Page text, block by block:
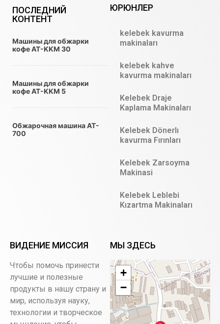
ПОСЛЕДНИЙ
КОНТЕНТ
Машины для обжарки
кофе AT-KKM 30
Машины для обжарки
кофе AT-KKM 5
Обжарочная машина AT-
700
ЮРЮНЛЕР
kelebek kavurma
makinaları
kelebek kahve
kavurma makinaları
Kelebek Draje
Kaplama Makinaları
Kelebek Dönerlı
kavurma Fırınları
Kelebek Zarsoyma
Makinasi
Kelebek Leblebi
Kızartma Makinaları
ВИДЕНИЕ МИССИЯ
Чтобы помочь принести
лучшие и полезные
продукты в нашу страну и
мир, используя науку,
технологии и творческое
МЫ ЗДЕСЬ
+
−